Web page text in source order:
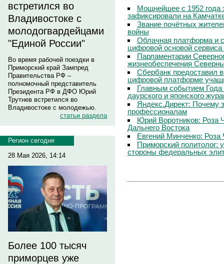
встретился во
Владивостоке с
молодогвардейцами
"Единой России"
Во время рабочей поездки в
Приморский край Зампред
Правительства РФ –
полномочный представитель
Президента РФ в ДФО Юрий
Трутнев встретился во
Владивостоке с молодежью.
статьи раздела
Регион сегодня
28 Мая 2026, 14:14
Более 100 тысяч
приморцев уже
Мощнейшее с 1952 года
зафиксировали на
Звание почётных
войны
Облачная платформа и
цифровой основой
Парламентарии
жизнеобеспечения
Сбербанк предоставил
цифровой платформе
Главным событием
даурского и японского
Яндекс.Директ: Почему
профессионалам
Юрий Воротников: Роза
Дальнего Востока
Евгений Минченко: Роза
Приморский политолог:
стороны федеральных